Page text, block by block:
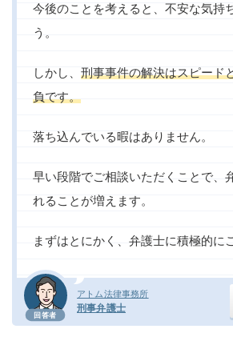
回答者
アトム法律事務所
刑事弁護士
今後のことを考えると、不安な気持
う。
しかし、 刑事事件の解決はスピード
負です。
落ち込んでいる暇はありません。
早い段階でご相談いただくことで、
れることが増えます。
まずはとにかく、弁護士に積極的に